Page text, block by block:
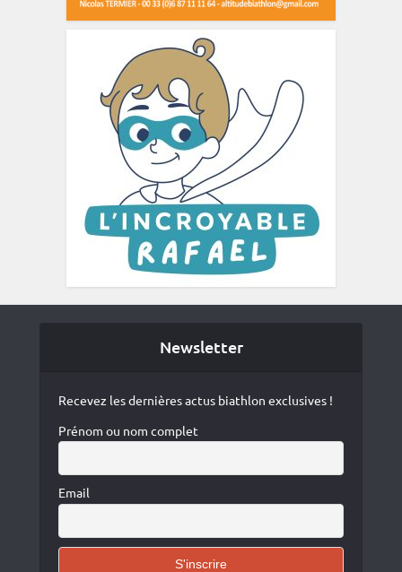
Newsletter
Recevez les dernières actus biathlon exclusives !
Prénom ou nom complet
Email